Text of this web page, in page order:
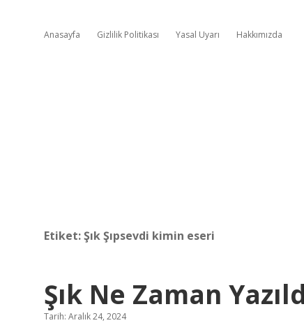
Anasayfa Gizlilik Politikası Yasal Uyarı Hakkımızda
Etiket:Şık Şıpsevdi kimin eseri
Şık Ne Zaman
Tarih: Aralık 24, 2024